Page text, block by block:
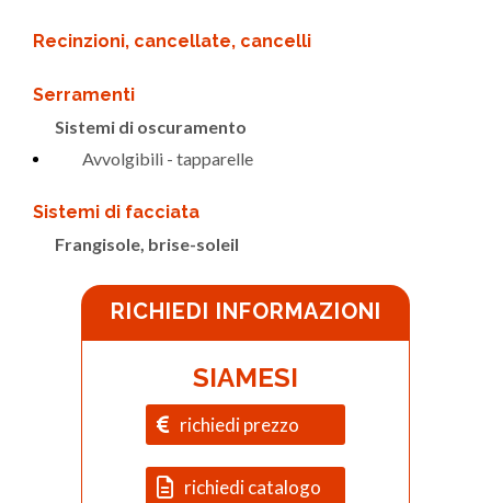
Recinzioni, cancellate, cancelli
Serramenti
Sistemi di oscuramento
Avvolgibili - tapparelle
Sistemi di facciata
Frangisole, brise-soleil
RICHIEDI INFORMAZIONI
SIAMESI
richiedi prezzo
richiedi catalogo